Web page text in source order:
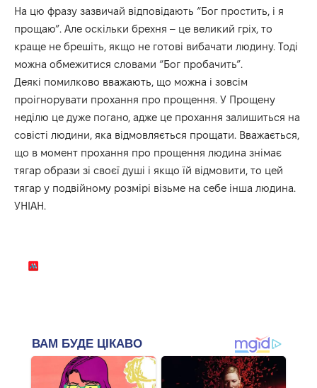
На цю фразу зазвичай відповідають “Бог простить, і я
прощаю”. Але оскільки брехня – це великий гріх, то
краще не брешіть, якщо не готові вибачати людину. Тоді
можна обмежитися словами “Бог пробачить”.
Деякі помилково вважають, що можна і зовсім
проігнорувати прохання про прощення. У Прощену
неділю це дуже погано, адже це прохання залишиться на
совісті людини, яка відмовляється прощати. Вважається,
що в момент прохання про прощення людина знімає
тягар образи зі своєї душі і якщо їй відмовити, то цей
тягар у подвійному розмірі візьме на себе інша людина.
УНІАН.